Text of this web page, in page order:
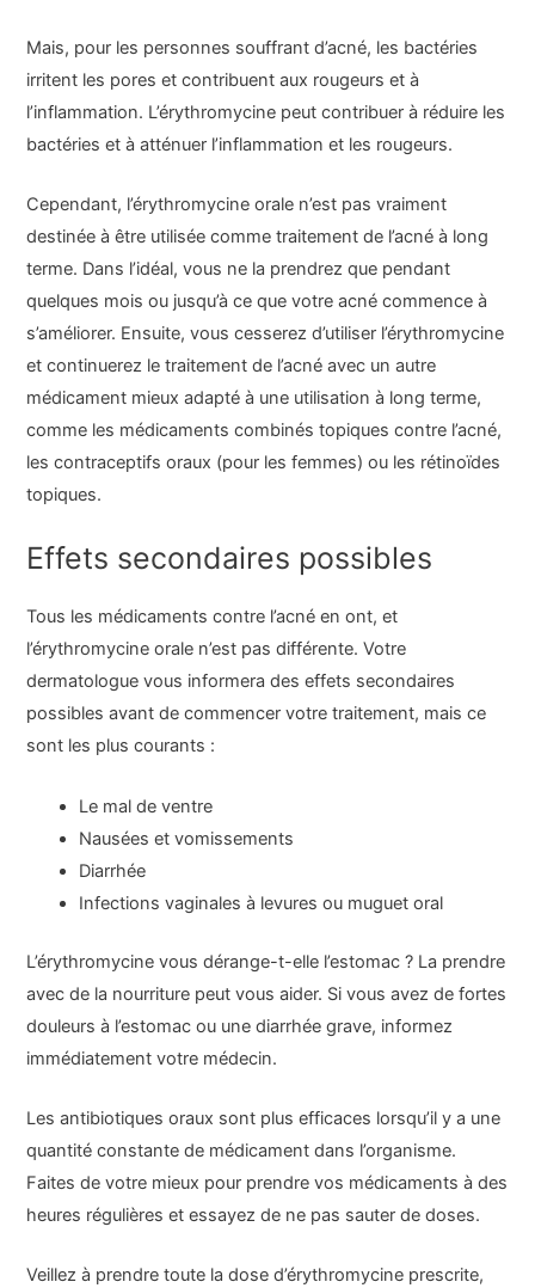
Mais, pour les personnes souffrant d’acné, les bactéries
irritent les pores et contribuent aux rougeurs et à
l’inflammation. L’érythromycine peut contribuer à réduire les
bactéries et à atténuer l’inflammation et les rougeurs.
Cependant, l’érythromycine orale n’est pas vraiment
destinée à être utilisée comme traitement de l’acné à long
terme. Dans l’idéal, vous ne la prendrez que pendant
quelques mois ou jusqu’à ce que votre acné commence à
s’améliorer. Ensuite, vous cesserez d’utiliser l’érythromycine
et continuerez le traitement de l’acné avec un autre
médicament mieux adapté à une utilisation à long terme,
comme les médicaments combinés topiques contre l’acné,
les contraceptifs oraux (pour les femmes) ou les rétinoïdes
topiques.
Effets secondaires possibles
Tous les médicaments contre l’acné en ont, et
l’érythromycine orale n’est pas différente. Votre
dermatologue vous informera des effets secondaires
possibles avant de commencer votre traitement, mais ce
sont les plus courants :
Le mal de ventre
Nausées et vomissements
Diarrhée
Infections vaginales à levures ou muguet oral
L’érythromycine vous dérange-t-elle l’estomac ? La prendre
avec de la nourriture peut vous aider. Si vous avez de fortes
douleurs à l’estomac ou une diarrhée grave, informez
immédiatement votre médecin.
Les antibiotiques oraux sont plus efficaces lorsqu’il y a une
quantité constante de médicament dans l’organisme.
Faites de votre mieux pour prendre vos médicaments à des
heures régulières et essayez de ne pas sauter de doses.
Veillez à prendre toute la dose d’érythromycine prescrite,